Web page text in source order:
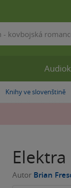
»
Knihy ve slovenštině
Elektra
Autor Brian